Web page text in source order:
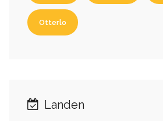
Otterlo
Landen